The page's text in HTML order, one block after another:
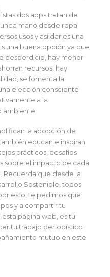
dos apps tratan de
mano desde ropa
usos y así darles una
una buena opción ya que
desperdicio, hay menor
recursos, hay
se fomenta la
elección consciente
a la
ambiente.
la adopción de
educan e inspiran
prácticos, desafíos
sobre el impacto de cada
Recuerda que desde la
Sostenible, todos
esto, te pedimos que
y a compartir tu
página web, es tu
tu trabajo periodístico
mutuo en este